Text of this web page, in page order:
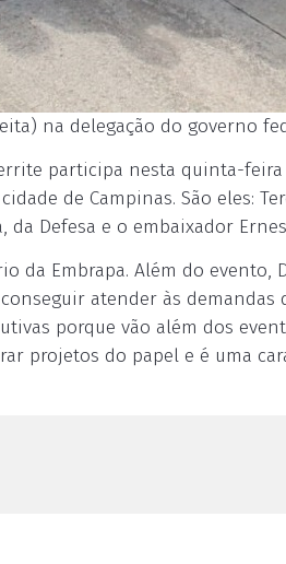
na delegação do governo
participa nesta quinta-
de Campinas. São eles:
da Defesa e o embaixador
da Embrapa. Além do evento,
atender às demandas
porque vão além dos
projetos do papel e é uma